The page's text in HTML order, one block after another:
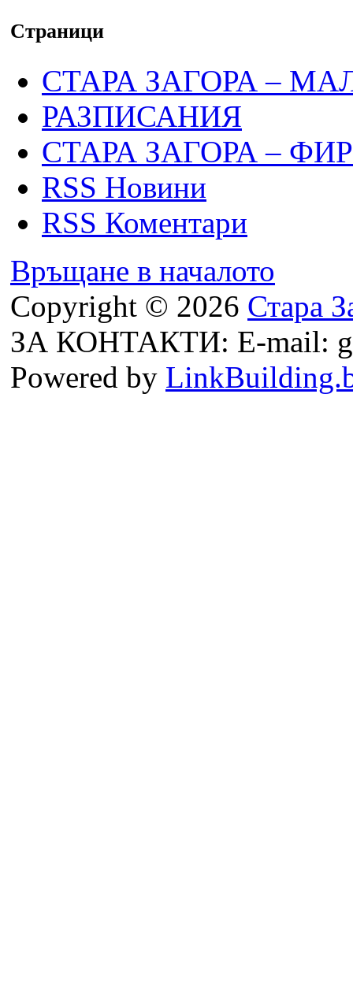
Страници
СТАРА ЗАГОРА –
РАЗПИСАНИЯ
СТАРА ЗАГОРА –
RSS Новини
RSS Коментари
Връщане в началото
Copyright © 2026 Стара
ЗА КОНТАКТИ: E-mail:
Powered by